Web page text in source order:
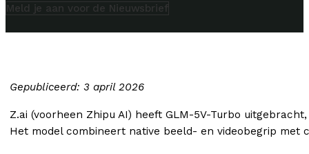
Meld je aan voor de Nieuwsbrief
Gepubliceerd: 3 april 2026
Z.ai (voorheen Zhipu AI) heeft GLM-5V-Turbo
Het model combineert native beeld- en videobegrip